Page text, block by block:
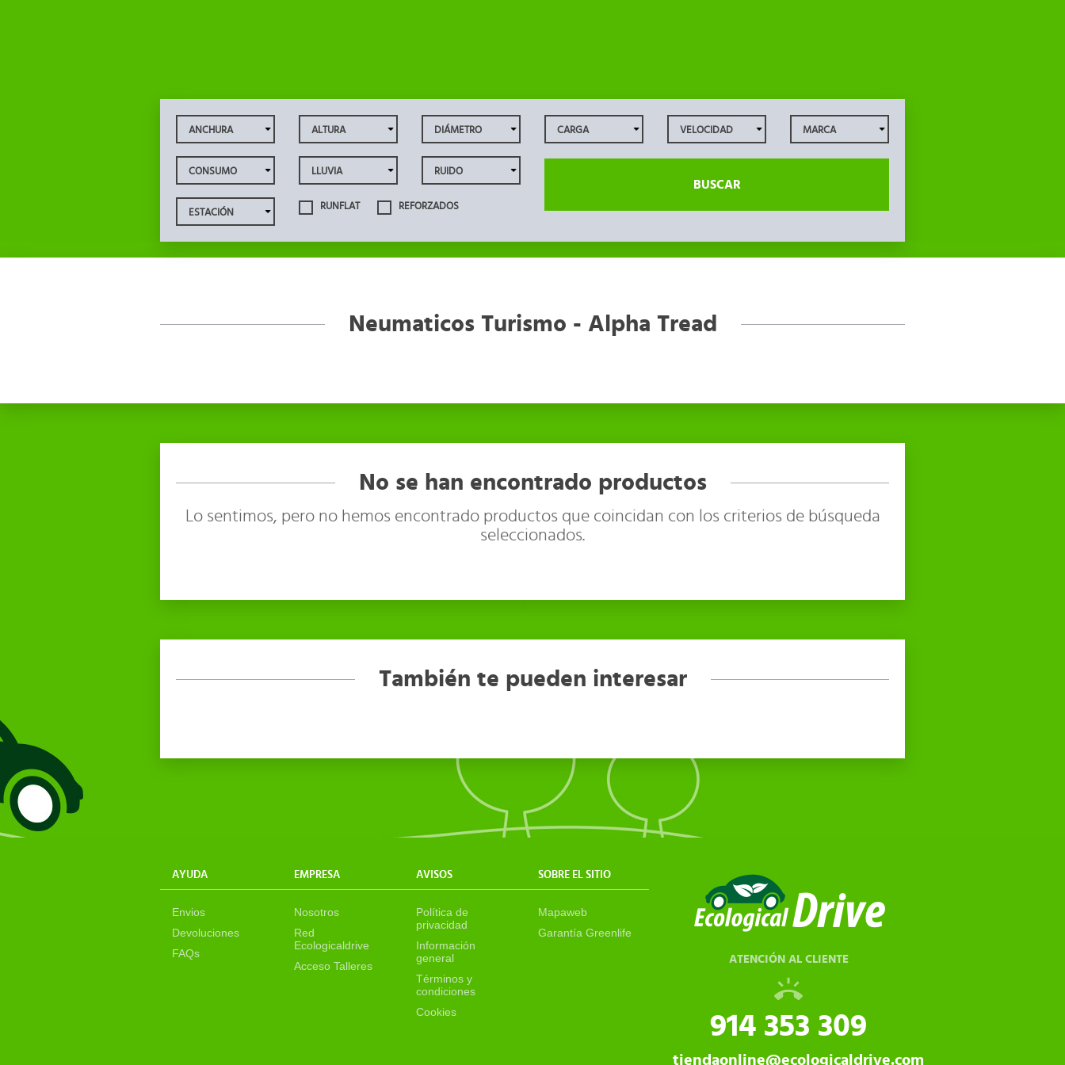
RUNFLAT REFORZADOS
BUSCAR
Neumaticos Turismo - Alpha Tread
No se han encontrado productos
Lo sentimos, pero no hemos encontrado productos que coincidan con los criterios de búsqueda
seleccionados.
También te pueden interesar
AYUDA EMPRESA AVISOS SOBRE EL SITIO
Envios
Devoluciones
FAQs
Nosotros
Red
Ecologicaldrive
Acceso Talleres
Política de
privacidad
Información
general
Términos y
condiciones
Cookies
Mapaweb
Garantía Greenlife
ATENCIÓN AL CLIENTE
914 353 309
tiendaonline@ecologicaldrive.com